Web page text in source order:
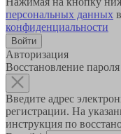
персональных данных
конфиденциальности
Авторизация
Восстановление пароля
Введите адрес
регистрации. На
инструкция по